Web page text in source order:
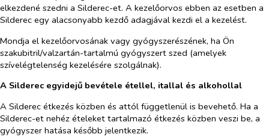
elkezdené szedni a Silderec-et. A kezelőorvos ebben az esetben a
Silderec egy alacsonyabb kezdő adagjával kezdi el a kezelést.
Mondja el kezelőorvosának vagy gyógyszerészének, ha Ön
szakubitril/valzartán-tartalmú gyógyszert szed (amelyek
szívelégtelenség kezelésére szolgálnak).
A Silderec egyidejű bevétele étellel, itallal és alkohollal
A Silderec étkezés közben és attól függetlenül is bevehető. Ha a
Silderec-et nehéz ételeket tartalmazó étkezés közben veszi be, a
gyógyszer hatása később jelentkezik.